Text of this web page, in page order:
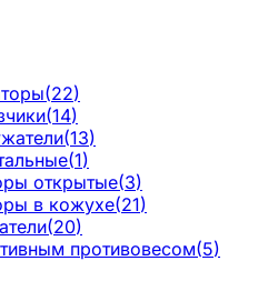
(22)
(14)
(13)
(1)
открытые(3)
в кожухе(21)
(20)
противовесом(5)